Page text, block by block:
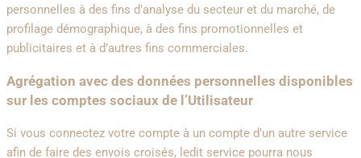
personnelles à des fins d’analyse du secteur et du marché, de
profilage démographique, à des fins promotionnelles et
publicitaires et à d’autres fins commerciales.
Agrégation avec des données personnelles disponibles
sur les comptes sociaux de l’Utilisateur
Si vous connectez votre compte à un compte d’un autre service
afin de faire des envois croisés, ledit service pourra nous